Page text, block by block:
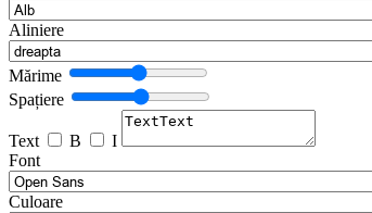
Aliniere
Mărime
Spațiere
Text B
I
Font
Culoare